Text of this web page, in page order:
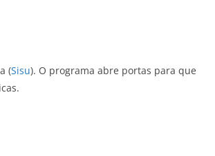
(Sisu). O programa abre portas para que